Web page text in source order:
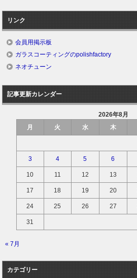
リンク
会員用掲示板
ガラスコーティングのpolishfactory
ネオチューン
記事更新カレンダー
2026年8月
月
火 水 木
3 4 5 6
10 11 12 13
17 18 19 20
24 25 26 27
31
« 7月
カテゴリー